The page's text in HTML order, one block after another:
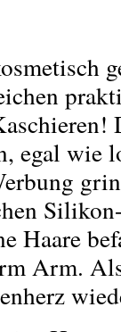
egal wie
Haare
Arm.